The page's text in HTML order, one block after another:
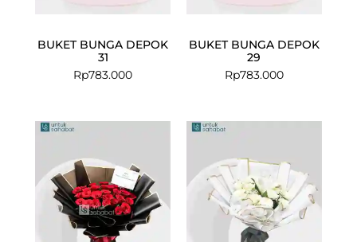
BUKET BUNGA DEPOK
31
Rp783.000
BUKET BUNGA DEPOK
29
Rp783.000